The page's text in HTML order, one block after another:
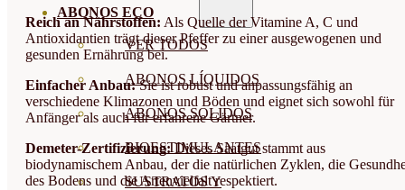
ABONOS ECO
VER TODOS
ABONOS LÍQUIDOS
ABONOS SOLIDOS
BIOESTIMULANTES
SUSTRATOS Y
Reich an Nährstoffen: Als Quelle der Vitamine A, C und
Antioxidantien trägt dieser Pfeffer zu einer ausgewogenen und
gesunden Ernährung bei.
Einfacher Anbau:Sie ist robust und anpassungsfähig an
verschiedene Klimazonen und Böden und eignet sich sowohl für
Anfänger als auch für erfahrene Gärtner.
Demeter-Zertifizierung:Dieses Saatgut stammt aus
biodynamischem Anbau, der die natürlichen Zyklen, die
des Bodens und die Artenvielfalt respektiert.